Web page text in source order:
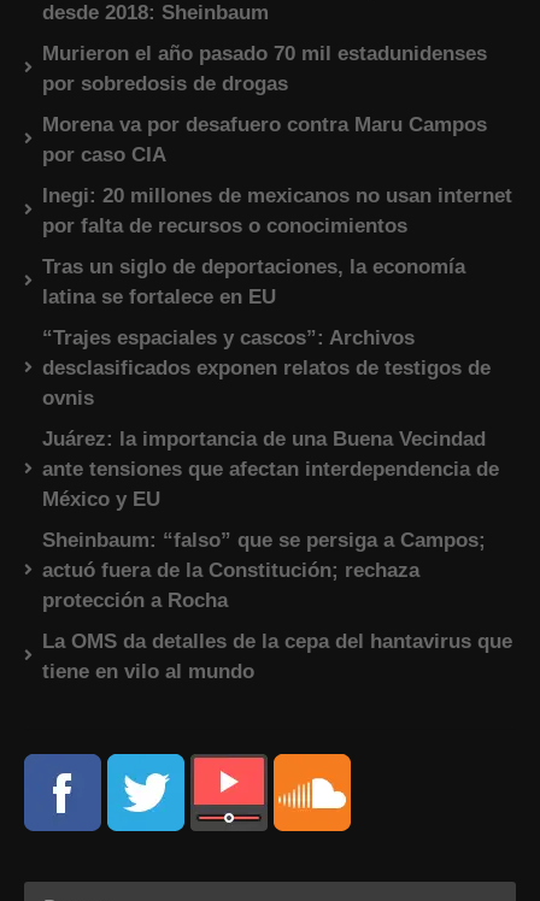
desde 2018: Sheinbaum
Murieron el año pasado 70 mil estadunidenses
por sobredosis de drogas
Morena va por desafuero contra Maru Campos
por caso CIA
Inegi: 20 millones de mexicanos no usan internet
por falta de recursos o conocimientos
Tras un siglo de deportaciones, la economía
latina se fortalece en EU
“Trajes espaciales y cascos”: Archivos
desclasificados exponen relatos de testigos de
ovnis
Juárez: la importancia de una Buena Vecindad
ante tensiones que afectan interdependencia de
México y EU
Sheinbaum: “falso” que se persiga a Campos;
actuó fuera de la Constitución; rechaza
protección a Rocha
La OMS da detalles de la cepa del hantavirus que
tiene en vilo al mundo